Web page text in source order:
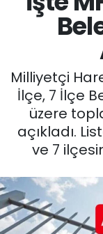
Milliyetçi
İlçe, 7 İlçe
üzere
açıkladı.
ve 7
ASAYİŞ
SİYASET
EĞİTİM
MAGAZİN
SAĞLIK
SPOR
Trafik
Süper
Tüm
Son
Haber